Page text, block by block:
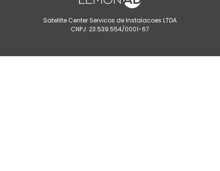
Satellite Center Servicos de Instalacoes LTDA
CNPJ: 23.539.554/0001-67